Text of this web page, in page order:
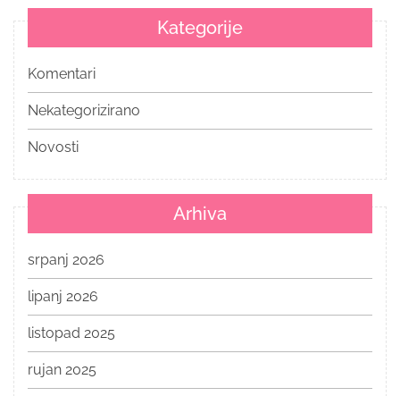
Kategorije
Komentari
Nekategorizirano
Novosti
Arhiva
srpanj 2026
lipanj 2026
listopad 2025
rujan 2025